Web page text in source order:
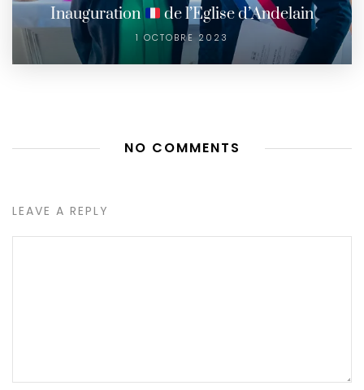
Inauguration de l’Eglise d’Andelain
1 OCTOBRE 2023
NO COMMENTS
LEAVE A REPLY